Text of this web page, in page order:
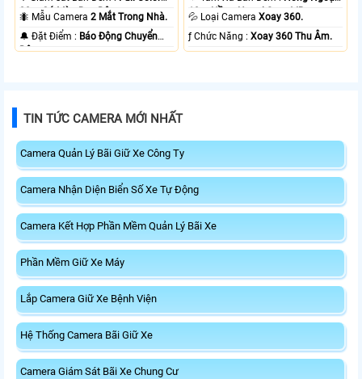
20m Có Màu Ban Ðêm.
🐜 Mẫu Camera2 Mắt Trong Nhà.
️🔔 Đặt Điểm : Báo Động Chuyển
Động.
10m Hồng Ngoại Smart IR.
💦 Loại CameraXoay 360.
️ƒ Chức Năng :Xoay 360 Thu Âm.
TIN TỨC CAMERA MỚI NHẤT
Camera Quản Lý Bãi Giữ Xe Công Ty
Camera Nhận Diện Biển Số Xe Tự Động
Camera Kết Hợp Phần Mềm Quản Lý Bãi Xe
Phần Mềm Giữ Xe Máy
Lắp Camera Giữ Xe Bệnh Viện
Hệ Thống Camera Bãi Giữ Xe
Camera Giám Sát Bãi Xe Chung Cư